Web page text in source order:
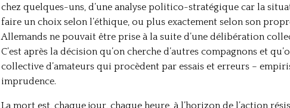
chez quelques-uns, d’une analyse politico-stratégique car la
faire un choix selon l’éthique, ou plus exactement selon son
Allemands ne pouvait être prise à la suite d’une délibération
C’est après la décision qu’on cherche d’autres compagnons et
collective d’amateurs qui procèdent par essais et erreurs –
imprudence.
La mort est, chaque jour, chaque heure, à l’horizon de l’action